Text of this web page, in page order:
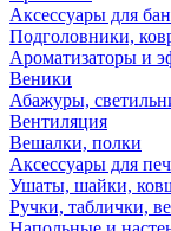
Аксессуары для
Подголовники,
Ароматизаторы и
Веники
Абажуры,
Вентиляция
Вешалки, полки
Аксессуары для
Ушаты, шайки,
Ручки, таблички,